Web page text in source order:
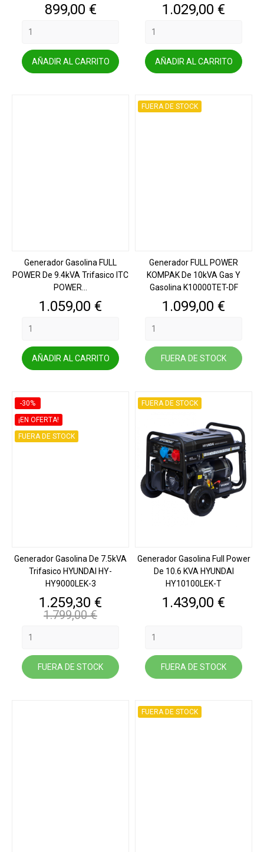
Precio
899,00 €
AÑADIR AL CARRITO
Precio
1.029,00 €
AÑADIR AL CARRITO
Generador Gasolina FULL
POWER De 9.4kVA Trifasico ITC
POWER...
Precio
1.059,00 €
AÑADIR AL CARRITO
Generador FULL POWER
KOMPAK De 10kVA Gas Y
Gasolina K10000TET-DF
Precio
1.099,00 €
FUERA DE STOCK
FUERA DE STOCK
Generador Gasolina De 7.5kVA
Trifasico HYUNDAI HY-
HY9000LEK-3
Precio
1.259,30 €
1.799,00 €
FUERA DE STOCK
-30%
¡EN OFERTA!
FUERA DE STOCK
Generador Gasolina Full Power
De 10.6 KVA HYUNDAI
HY10100LEK-T
Precio
1.439,00 €
FUERA DE STOCK
FUERA DE STOCK
FUERA DE STOCK